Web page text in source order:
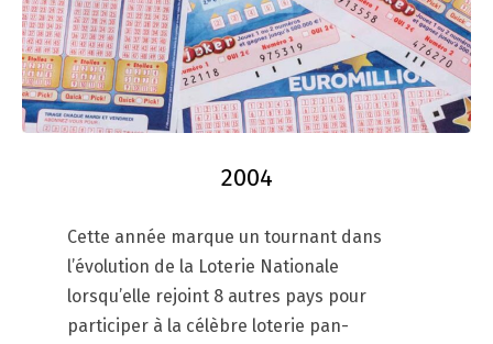
2004
Cette année marque un tournant dans
l’évolution de la Loterie Nationale
lorsqu’elle rejoint 8 autres pays pour
participer à la célèbre loterie pan-